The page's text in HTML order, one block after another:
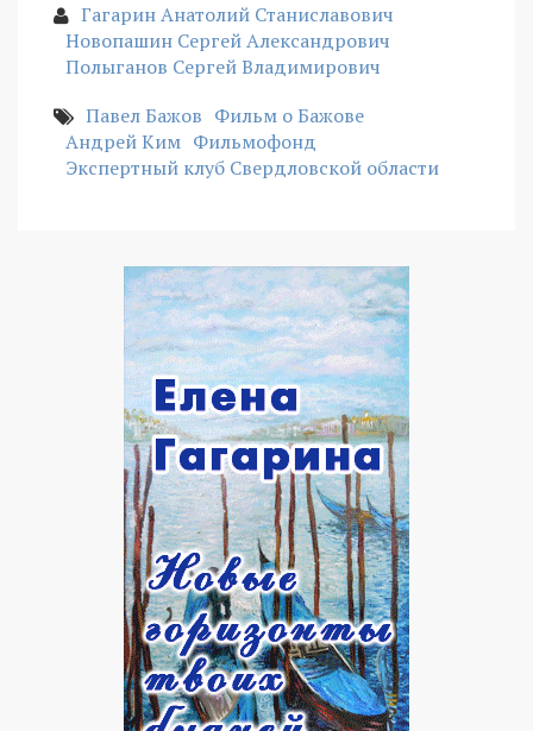
Гагарин Анатолий Станиславович
Новопашин Сергей Александрович
Полыганов Сергей Владимирович
Павел Бажов Фильм о Бажове
Андрей Ким Фильмофонд
Экспертный клуб Свердловской области